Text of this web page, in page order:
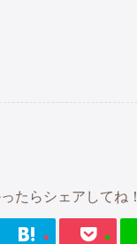
たらシェアしてね！